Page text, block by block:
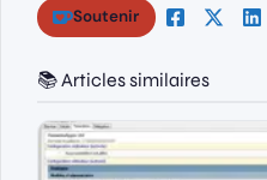
Soutenir
📚 Articles similaires